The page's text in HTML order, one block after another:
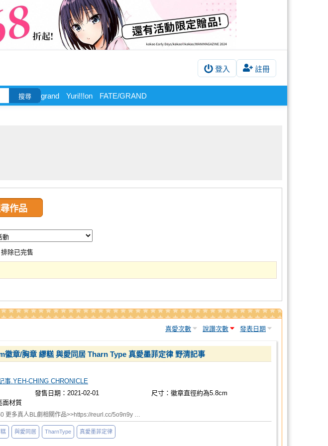
登入 註冊
搜尋 grand Yuri!!!on FATE/GRAND
排除已完售
喜愛次數 說讚次數 發表日期
徽章/胸章 繆糕 與愛同居 Tharn Type 真愛墨菲定律 野清記事
事.YEH-CHING CHRONICLE
發售日期：2021-02-01
尺寸：徽章直徑約為5.8cm
面材質
更多真人BL劇相關作品>>https://reurl.cc/5o9n9y …
與愛同居 TharnType 真愛墨菲定律